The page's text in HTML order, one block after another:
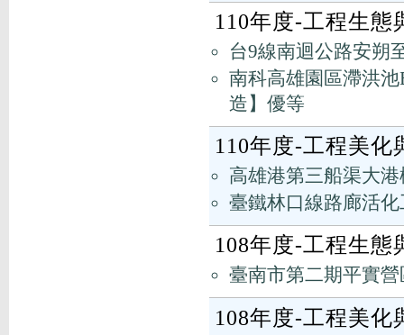
110年度-工程生態
台9線南迴公路安朔
南科高雄園區滯洪
造】優等
110年度-工程美化
高雄港第三船渠大
臺鐵林口線路廊活
108年度-工程生態
臺南市第二期平實
108年度-工程美化